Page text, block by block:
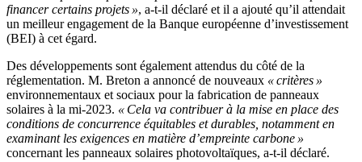
financer certains projets », a-t-il déclaré et il a ajouté qu’il attendait
un meilleur engagement de la Banque européenne d’investissement
(BEI) à cet égard.
Des développements sont également attendus du côté de la
réglementation. M. Breton a annoncé de nouveaux « critères »
environnementaux et sociaux pour la fabrication de panneaux
solaires à la mi-2023. « Cela va contribuer à la mise en place des
conditions de concurrence équitables et durables, notamment en
examinant les exigences en matière d’empreinte carbone »
concernant les panneaux solaires photovoltaïques, a-t-il déclaré.